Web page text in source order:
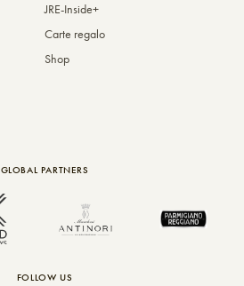
JRE-Inside+
Carte regalo
Shop
GLOBAL PARTNERS
FOLLOW US